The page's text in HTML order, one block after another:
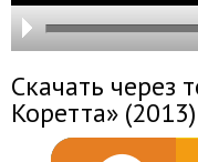
Скачать через
Коретта»